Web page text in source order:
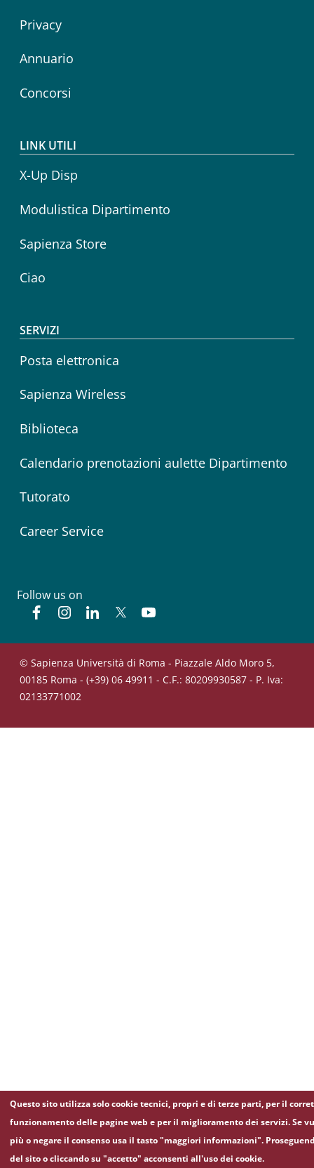
Privacy
Annuario
Concorsi
LINK UTILI
X-Up Disp
Modulistica Dipartimento
Sapienza Store
Ciao
SERVIZI
Posta elettronica
Sapienza Wireless
Biblioteca
Calendario prenotazioni aulette Dipartimento
Tutorato
Career Service
Follow us on
FacebookInstagramLinkedinTwitter
© Sapienza Università di Roma - Piazzale Aldo Moro 5,
00185 Roma - (+39) 06 49911 - C.F.: 80209930587 - P. Iva:
02133771002
Questo sito utilizza solo cookie tecnici, propri e di terze parti, per il
funzionamento delle pagine web e per il miglioramento dei servizi. Se
più o negare il consenso usa il tasto "maggiori informazioni".
del sito o cliccando su "accetto" acconsenti all'uso dei cookie.